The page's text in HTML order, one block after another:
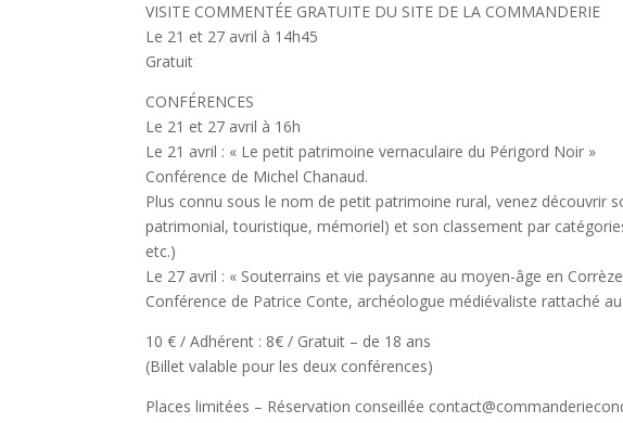
VISITE COMMENTÉE GRATUITE DU SITE DE LA COMMANDERIE
Le 21 et 27 avril à 14h45
Gratuit
CONFÉRENCES
Le 21 et 27 avril à 16h
Le 21 avril : « Le petit patrimoine vernaculaire du Périgord Noir »
Conférence de Michel Chanaud.
Plus connu sous le nom de petit patrimoine rural, venez découvrir
patrimonial, touristique, mémoriel) et son classement par
etc.)
Le 27 avril : « Souterrains et vie paysanne au moyen-âge en
Conférence de Patrice Conte, archéologue médiévaliste rattaché
10 € / Adhérent : 8€ / Gratuit – de 18 ans
(Billet valable pour les deux conférences)
Places limitées – Réservation conseillée